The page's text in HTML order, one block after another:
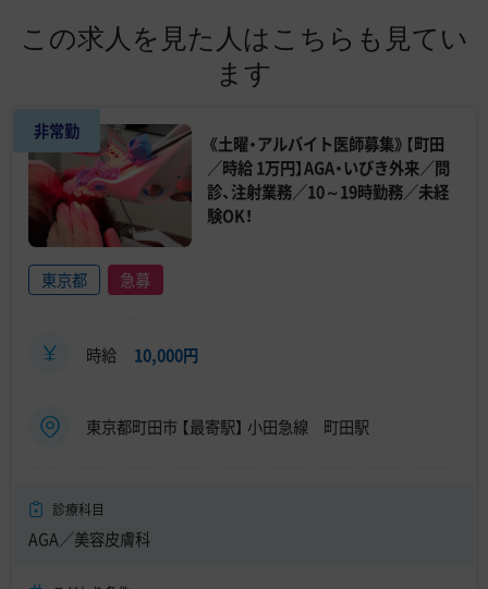
この求人を見た人はこちらも見てい
ます
非常勤
《土曜・アルバイト医師募集》【町田
／時給 1万円】AGA・いびき外来／問
診、注射業務／10～19時勤務／未経
験OK！
東京都 急募
時給 10,000円
東京都町田市 【最寄駅】 小田急線 町田駅
診療科目
AGA／美容皮膚科